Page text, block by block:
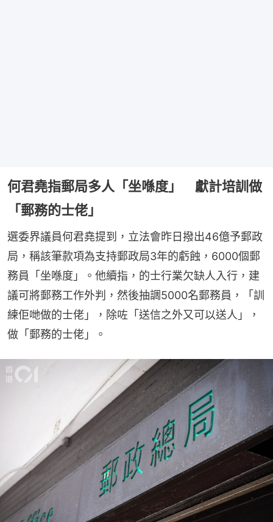
何君堯指郵局多人「坐喺度」 獻計培訓做
「郵務的士佬」
選委界議員何君堯提到，立法會昨日撥出46億予郵政
局，稱該筆款項為支持郵政局3年的虧蝕，6000個郵
務員「坐喺度」。他續指，的士行業欠缺人入行，建
議可將郵務工作外判，然後抽調5000名郵務員，「訓
練佢哋做的士佬」，除咗「送信之外又可以送人」，
做「郵務的士佬」。